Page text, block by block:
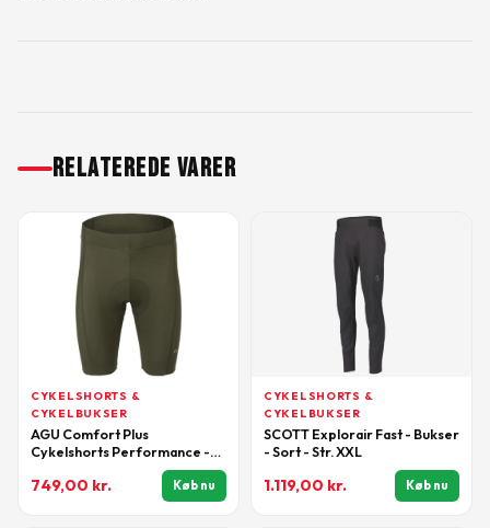
RELATEREDE VARER
CYKELSHORTS &
CYKELBUKSER
AGU Comfort Plus
Cykelshorts Performance -
Forest Green - Str. 2XL
749,00 kr. Køb nu
CYKELSHORTS &
CYKELBUKSER
SCOTT Explorair Fast - Bukser
- Sort - Str. XXL
1.119,00 kr. Køb nu